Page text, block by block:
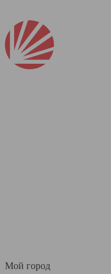
Мой город